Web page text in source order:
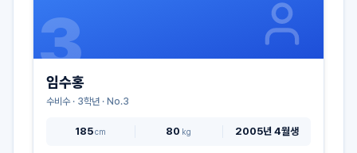
3
임수홍
수비수· 3학년 · No.3
185cm 80 kg 2005년 4월생